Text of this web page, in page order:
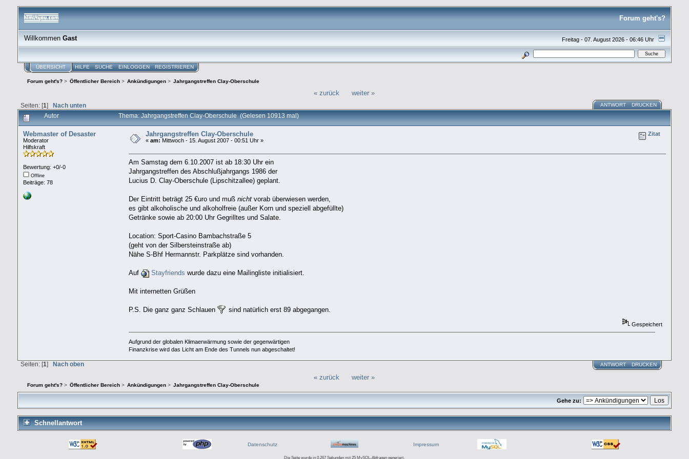
Forum geht's?
Freitag - 07. August 2026 - 06:46 Uhr
WillkommenGast
ÜBERSICHT HILFE SUCHE EINLOGGEN REGISTRIEREN
Forum geht's?> Öffentlicher Bereich > Ankündigungen > Jahrgangstreffen Clay-Oberschule
« zurück weiter »
Seiten: [1] Nach unten ANTWORT DRUCKEN
Autor Thema: Jahrgangstreffen Clay-Oberschule (Gelesen 10913 mal)
Webmaster of Desaster
Moderator
Hilfskraft
Bewertung: +0/-0
Offline
Beiträge: 78
Jahrgangstreffen Clay-Oberschule
« am: Mittwoch - 15. August 2007 - 00:51 Uhr »
Zitat
Am Samstag dem 6.10.2007 ist ab 18:30 Uhr ein
Jahrgangstreffen des Abschlußjahrgangs 1986 der
Lucius D. Clay-Oberschule (Lipschitzallee) geplant.
Der Eintritt beträgt 25 €uro und mußnicht vorab überwiesen werden,
es gibt alkoholische und alkoholfreie (außer Korn und speziell abgefüllte)
Getränke sowie ab 20:00 Uhr Gegrilltes und Salate.
Location: Sport-Casino Bambachstraße 5
(geht von der Silbersteinstraße ab)
Nähe S-Bhf Hermannstr. Parkplätze sind vorhanden.
Auf Stayfriends wurde dazu eine Mailingliste initialisiert.
Mit internetten Grüßen
P.S. Die ganz ganz Schlauen sind natürlich erst 89 abgegangen.
Gespeichert
Aufgrund der globalen Klimaerwärmung sowie der gegenwärtigen
Finanzkrise wird das Licht am Ende des Tunnels nun abgeschaltet!
ANTWORT DRUCKEN
Seiten: [1] Nach oben
« zurück weiter »
Forum geht's?> Öffentlicher Bereich > Ankündigungen > Jahrgangstreffen Clay-Oberschule
Gehe zu:
Schnellantwort
Datenschutz Impressum
Die Seite wurde in 0.267 Sekunden mit 25 MySQL-Abfragen generiert.